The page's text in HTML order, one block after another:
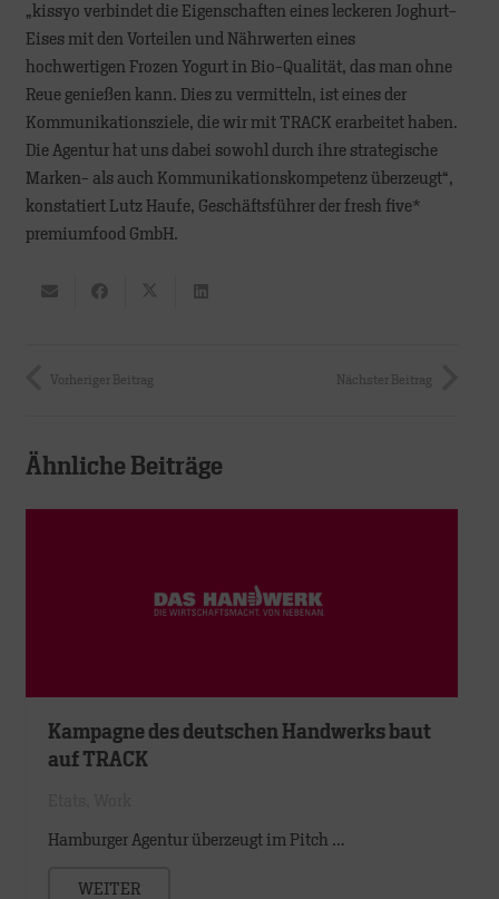
„kissyo verbindet die Eigenschaften eines leckeren Joghurt-
Eises mit den Vorteilen und Nährwerten eines
hochwertigen Frozen Yogurt in Bio-Qualität, das man ohne
Reue genießen kann. Dies zu vermitteln, ist eines der
Kommunikationsziele, die wir mit TRACK erarbeitet haben.
Die Agentur hat uns dabei sowohl durch ihre strategische
Marken- als auch Kommunikationskompetenz überzeugt“,
konstatiert Lutz Haufe, Geschäftsführer der fresh five*
premiumfood GmbH.
Vorheriger Beitrag Nächster Beitrag
Ähnliche Beiträge
Kampagne des deutschen Handwerks baut
auf TRACK
Hamburger Agentur überzeugt im Pitch …
WEITER